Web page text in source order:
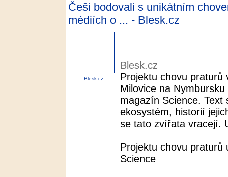
Češi bodovali s unikátním
médiích o ... - Blesk.cz
Blesk.cz
Blesk.cz
Projektu chovu praturů
Milovice na
magazín Science.
ekosystém, historií
se tato zvířata vracejí.
Projektu chovu praturů
Science